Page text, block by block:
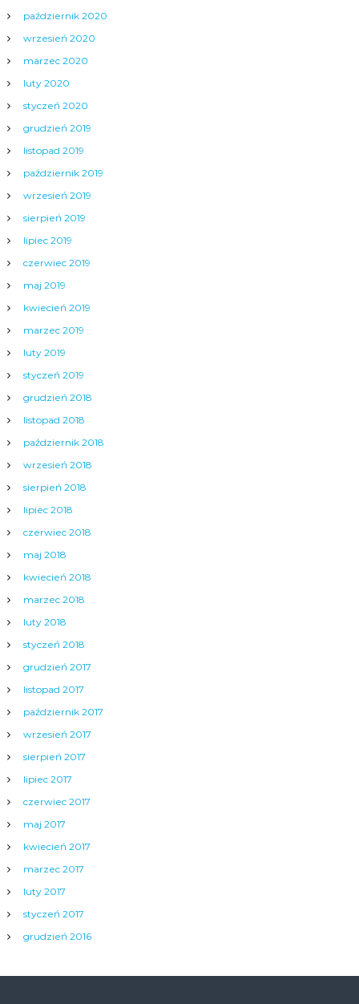
październik 2020
wrzesień 2020
marzec 2020
luty 2020
styczeń 2020
grudzień 2019
listopad 2019
październik 2019
wrzesień 2019
sierpień 2019
lipiec 2019
czerwiec 2019
maj 2019
kwiecień 2019
marzec 2019
luty 2019
styczeń 2019
grudzień 2018
listopad 2018
październik 2018
wrzesień 2018
sierpień 2018
lipiec 2018
czerwiec 2018
maj 2018
kwiecień 2018
marzec 2018
luty 2018
styczeń 2018
grudzień 2017
listopad 2017
październik 2017
wrzesień 2017
sierpień 2017
lipiec 2017
czerwiec 2017
maj 2017
kwiecień 2017
marzec 2017
luty 2017
styczeń 2017
grudzień 2016